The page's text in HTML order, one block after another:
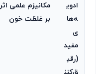
ادوی
ه‌ها
ی
مفید
(رقی
ق‌کنن
مکانیزم علمی اثر
بر غلظت خون